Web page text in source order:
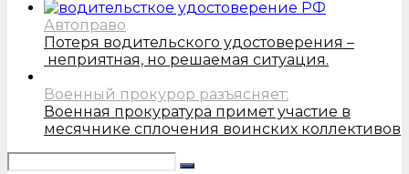
Автоправо
Потеря водительского удостоверения –
неприятная, но решаемая ситуация.
Военный прокурор разъясняет:
Военная прокуратура примет участие в
месячнике сплочения воинских коллективов